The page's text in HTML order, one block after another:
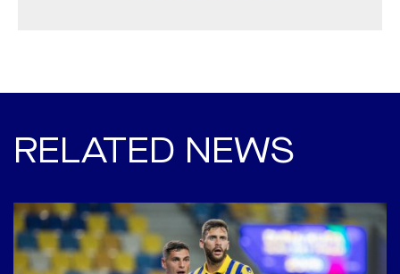
RELATED NEWS